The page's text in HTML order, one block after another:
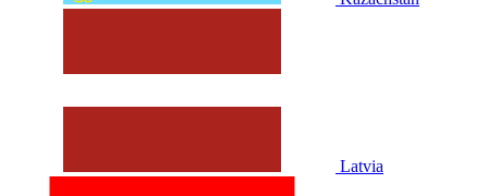
Latvia